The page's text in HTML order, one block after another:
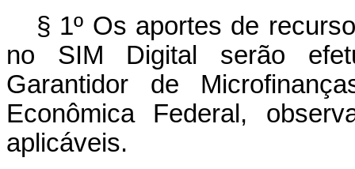
§ 1º Os aportes de
no SIM Digital serão
Garantidor de
Econômica Federal,
aplicáveis.